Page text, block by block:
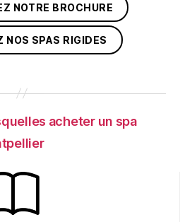
NOTRE BROCHURE
NOS SPAS RIGIDES
acheter un spa